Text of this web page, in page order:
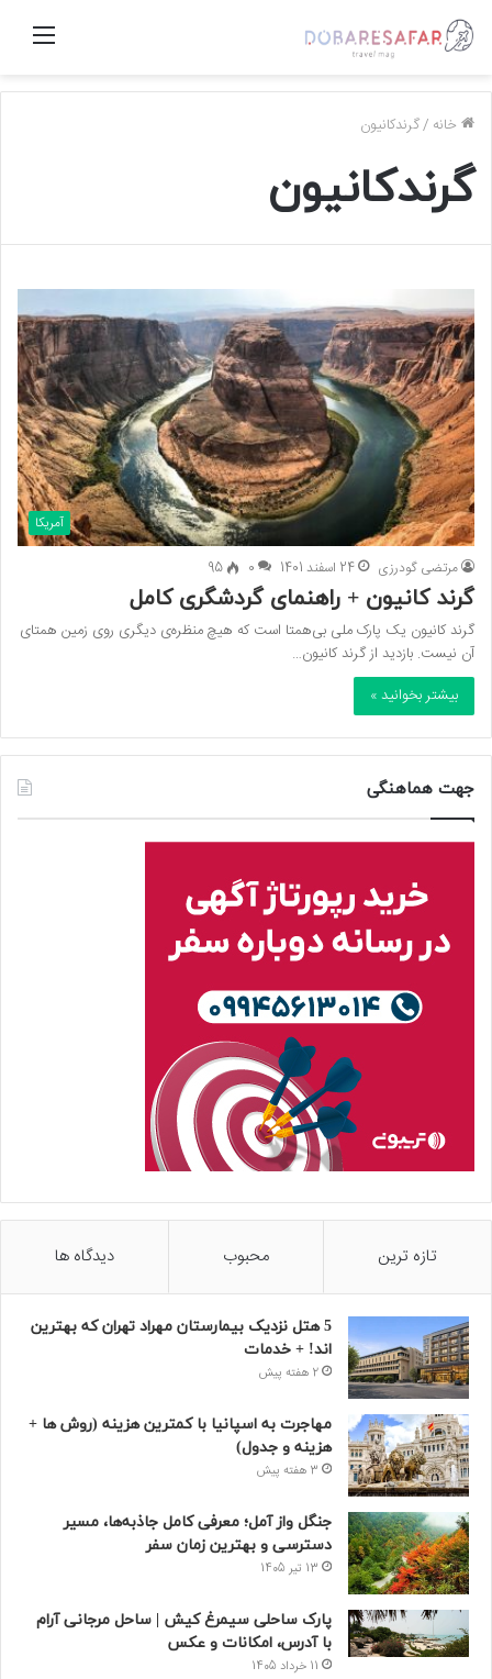
منو
خانه /گرندکانیون
گرندکانیون
آمریکا
مرتضی گودرزی 24 اسفند 1401 0
95
گرند کانیون + راهنمای گردشگری کامل
گرند کانیون یک پارک ملی بی‌همتا است که هیچ منظره‌ی دیگری روی زمین همتای
آن نیست. بازدید از گرند کانیون…
بیشتر بخوانید »
جهت هماهنگی
تازه ترین محبوب دیدگاه ها
5 هتل نزدیک بیمارستان مهراد تهران که بهترین‌
اند! + خدمات
2 هفته پیش
مهاجرت به اسپانیا با کمترین هزینه (روش ها +
هزینه و جدول)
3 هفته پیش
جنگل واز آمل؛ معرفی کامل جاذبه‌ها، مسیر
دسترسی و بهترین زمان سفر
13 تیر 1405
پارک ساحلی سیمرغ کیش | ساحل مرجانی آرام
با آدرس، امکانات و عکس
11 خرداد 1405